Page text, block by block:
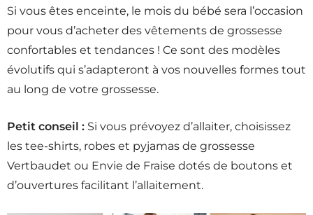
Si vous êtes enceinte, le mois du bébé sera l’occasion
pour vous d’acheter des vêtements de grossesse
confortables et tendances ! Ce sont des modèles
évolutifs qui s’adapteront à vos nouvelles formes tout
au long de votre grossesse.
Petit conseil : Si vous prévoyez d’allaiter, choisissez
les tee-shirts, robes et pyjamas de grossesse
Vertbaudet ou Envie de Fraise dotés de boutons et
d’ouvertures facilitant l’allaitement.